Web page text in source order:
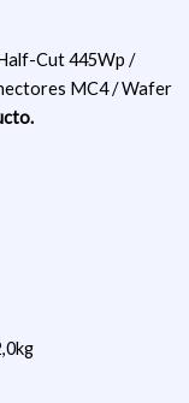
Cut 445Wp /
MC4 / Wafer